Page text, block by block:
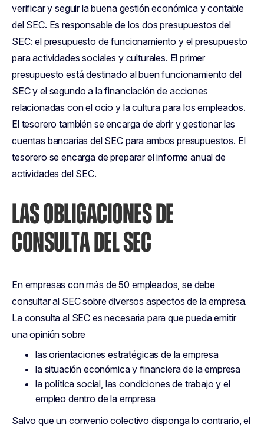
verificar y seguir la buena gestión económica y contable
del SEC. Es responsable de los dos presupuestos del
SEC: el presupuesto de funcionamiento y el presupuesto
para actividades sociales y culturales. El primer
presupuesto está destinado al buen funcionamiento del
SEC y el segundo a la financiación de acciones
relacionadas con el ocio y la cultura para los empleados.
El tesorero también se encarga de abrir y gestionar las
cuentas bancarias del SEC para ambos presupuestos. El
tesorero se encarga de preparar el informe anual de
actividades del SEC.
LAS OBLIGACIONES DE
CONSULTA DEL SEC
En empresas con más de 50 empleados, se debe
consultar al SEC sobre diversos aspectos de la empresa.
La consulta al SEC es necesaria para que pueda emitir
una opinión sobre
las orientaciones estratégicas de la empresa
la situación económica y financiera de la empresa
la política social, las condiciones de trabajo y el
empleo dentro de la empresa
Salvo que un convenio colectivo disponga lo contrario, el